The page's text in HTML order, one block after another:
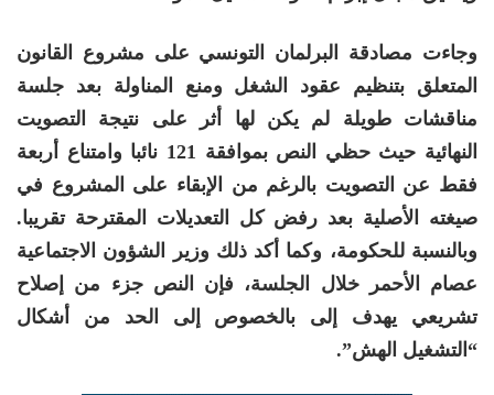
وجاءت مصادقة البرلمان التونسي على مشروع القانون
المتعلق بتنظيم عقود الشغل ومنع المناولة بعد جلسة
مناقشات طويلة لم يكن لها أثر على نتيجة التصويت
النهائية حيث حظي النص بموافقة 121 نائبا وامتناع أربعة
فقط عن التصويت بالرغم من الإبقاء على المشروع في
صيغته الأصلية بعد رفض كل التعديلات المقترحة تقريبا.
وبالنسبة للحكومة، وكما أكد ذلك وزير الشؤون الاجتماعية
عصام الأحمر خلال الجلسة، فإن النص جزء من إصلاح
تشريعي يهدف إلى بالخصوص إلى الحد من أشكال
“التشغيل الهش”.